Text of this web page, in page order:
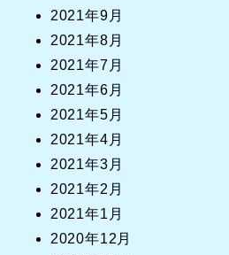
2021年9月
2021年8月
2021年7月
2021年6月
2021年5月
2021年4月
2021年3月
2021年2月
2021年1月
2020年12月